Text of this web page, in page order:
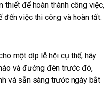
thiết để hoàn thành công việc,
việc thi công và hoàn tất.
một dịp lễ hội cụ thể, hãy
và đường đèn trước đó,
và sẵn sàng trước ngày bắt